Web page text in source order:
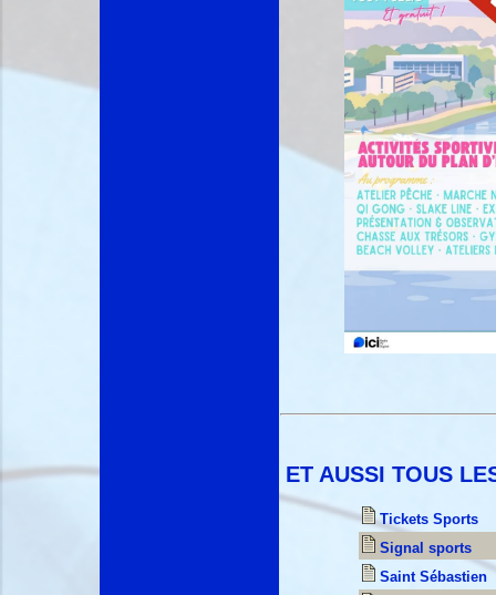
ET AUSSI TOUS
Tickets Sports
Signal sports
Saint Sébastien